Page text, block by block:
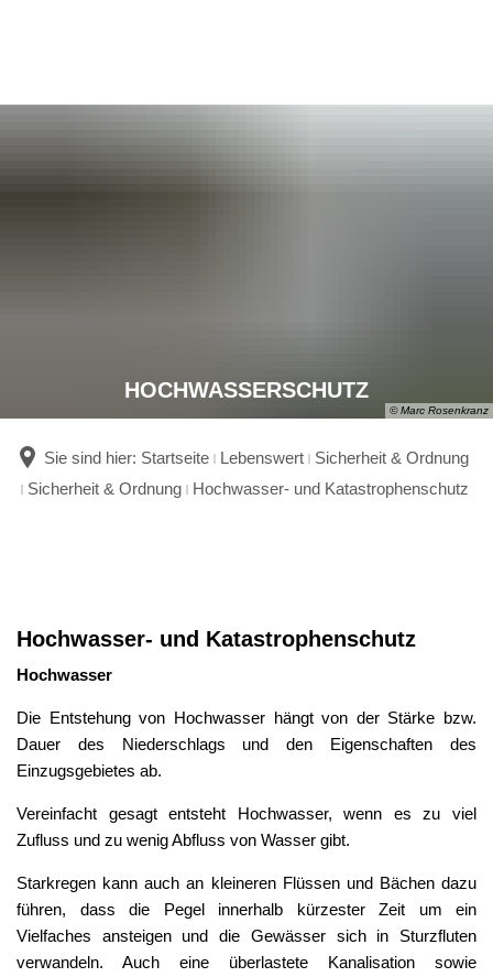
© Marc Rosenkranz
HOCHWASSERSCHUTZ
Sie sind hier: Startseite Lebenswert
Sicherheit & Ordnung
Sicherheit & Ordnung
Hochwasser- und Katastrophenschutz
und
Katastrophenschutz
Hochwasser- und Katastrophenschutz
Hochwasser
Die Entstehung von Hochwasser hängt von der Stärke bzw.
Dauer des Niederschlags und den Eigenschaften des
Einzugsgebietes ab.
Vereinfacht gesagt entsteht Hochwasser, wenn es zu viel
Zufluss und zu wenig Abfluss von Wasser gibt.
Starkregen kann auch an kleineren Flüssen und Bächen dazu
führen, dass die Pegel innerhalb kürzester Zeit um ein
Vielfaches ansteigen und die Gewässer sich in Sturzfluten
verwandeln. Auch eine überlastete Kanalisation sowie